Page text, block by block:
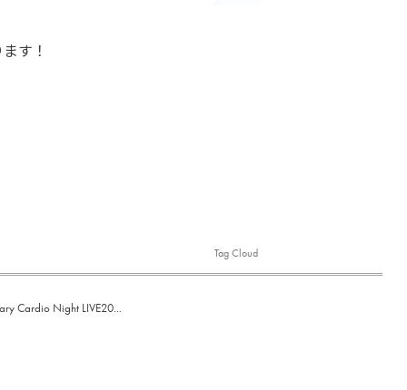
す！
Tag Cloud
Cardio Night LIVE20...